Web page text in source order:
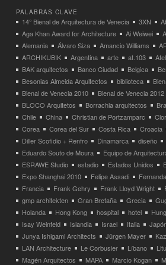
PALABRAS CLAVE
14° Bienal de Arquitectura de Venecia 3XN
Aga Khan Award for Architecture
Ai Weiwei
Alemania
Álvaro Siza Amancio Williams
ARCHIKUBIK
Argentina arte at.103
BAK arquitectos
Banco Ciudad Belgica
Besonias Almeida Arquitectos
biblioteca
Bienal de Venecia 2010
Bienal de Venecia 2012
BLOCO Arquitetos
Borrachia arquitectos
Chile
China Christian de Portzamparc
Corea
Corea del Sur Costa Rica Croacia
Diller Scofidio + Renfro
Dinamarca diseño
Eduardo Souto de Moura
Equipo de
ESRAWE Studio
estadio Estados Unidos
Expo Shanghai 2010
Felipe Assadi
Francia
Frank Gehry Frank Lloyd Wright
gmp architekten
Gran Bretaña Grecia
Holanda
Hong Kong hospital hotel
Isay Weinfeld
Islandia Israel Italia
Junya Ishigami Architects
Jürgen Mayer
LAN Architecture
Le Corbusier Líbano
Magén Arquitectos
MAPA Marcio Kogan